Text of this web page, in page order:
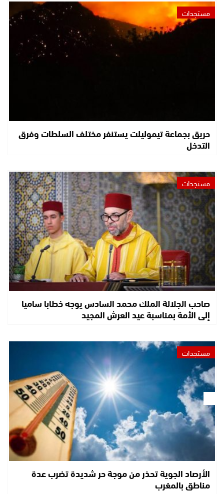
مستجدات
حريق بجماعة تيموليلت يستنفر مختلف السلطات وفرق
التدخل
مستجدات
صاحب الجلالة الملك محمد السادس يوجه خطابا ساميا
إلى الأمة بمناسبة عيد العرش المجيد
مستجدات
الأرصاد الجوية تحذر من موجة حر شديدة تضرب عدة
مناطق بالمغرب